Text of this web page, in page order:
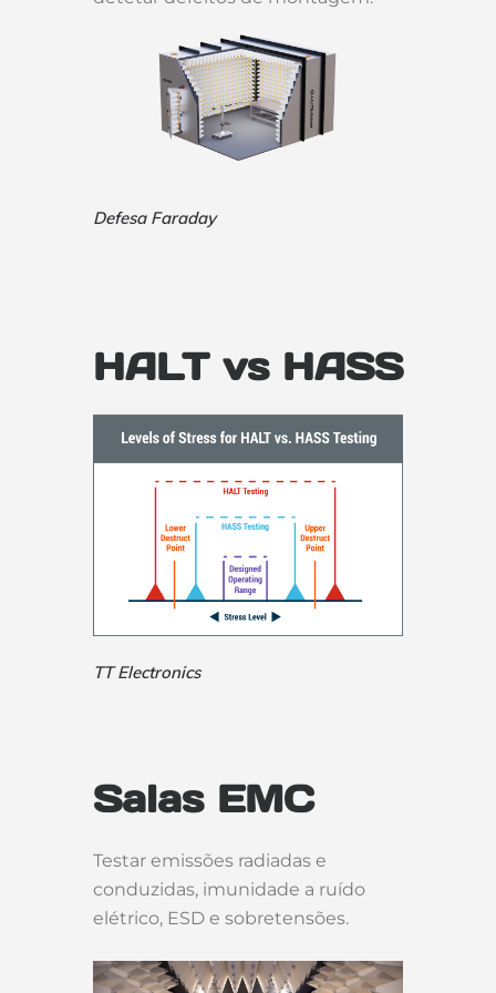
Defesa Faraday
HALT vs HASS
TT Electronics
Salas EMC
Testar emissões radiadas e
conduzidas, imunidade a ruído
elétrico, ESD e sobretensões.